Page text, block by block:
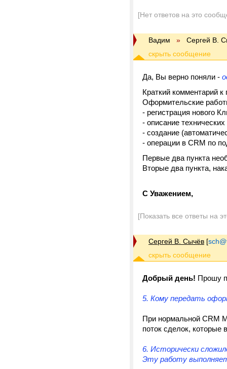
[Нет ответов на это
Вадим » Сергей В.
Да, Вы верно поняли -
Краткий комментарий к
Оформительские
- регистрация нового
- описание
- создание
- операции в CRM по
Первые два пункта
Вторые два пункта,
С Уважением,
[Показать все ответы на
Сергей В. Сычёв [
Добрый день! Прошу
5. Кому передать
При нормальной CRM
поток сделок,
6. Исторически
Эту работу